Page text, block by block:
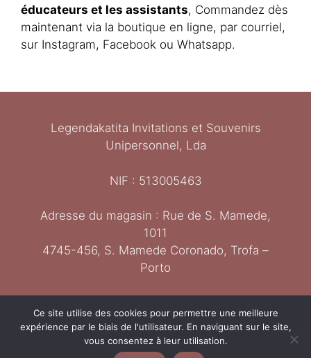
éducateurs et les assistants, Commandez dès
maintenant via la boutique en ligne, par courriel,
sur Instagram, Facebook ou Whatsapp.
Legendakatita Invitations et Souvenirs
Unipersonnel, Lda
NIF : 513005463
Adresse du magasin : Rue de S. Mamede,
1011
4745-456, S. Mamede Coronado, Trofa –
Porto
Português
English
Italiano
Ce site utilise des cookies pour permettre une meilleure
expérience par le biais de l'utilisateur. En naviguant sur le site,
vous consentez à leur utilisation.